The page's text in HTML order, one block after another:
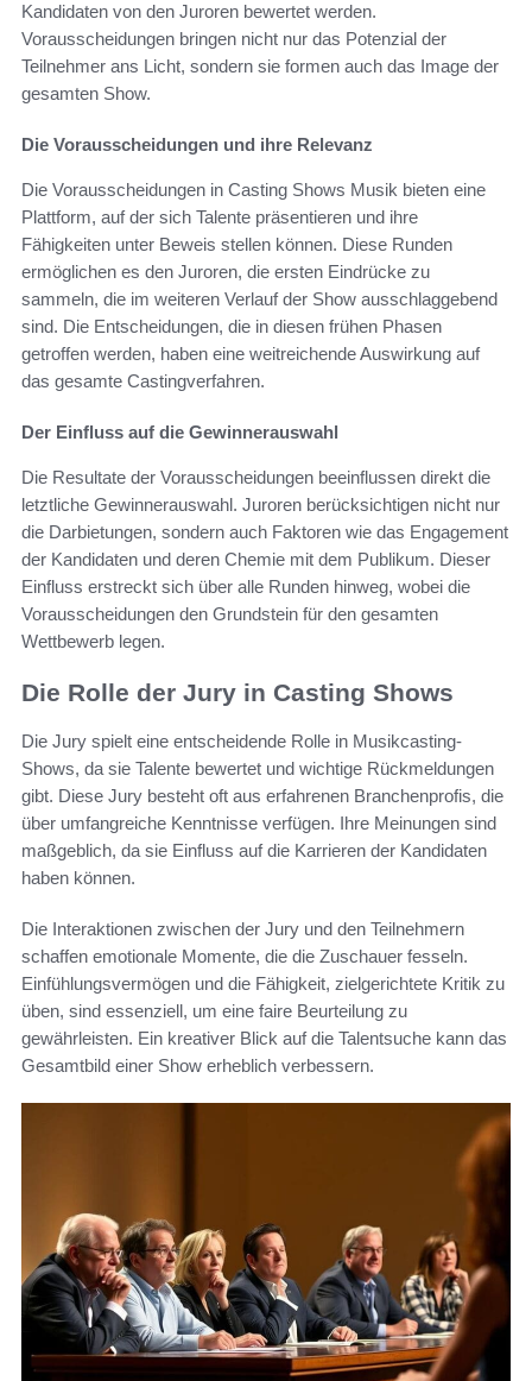
Kandidaten von den Juroren bewertet werden.
Vorausscheidungen bringen nicht nur das Potenzial der
Teilnehmer ans Licht, sondern sie formen auch das Image der
gesamten Show.
Die Vorausscheidungen und ihre Relevanz
Die Vorausscheidungen in Casting Shows Musik bieten eine
Plattform, auf der sich Talente präsentieren und ihre
Fähigkeiten unter Beweis stellen können. Diese Runden
ermöglichen es den Juroren, die ersten Eindrücke zu
sammeln, die im weiteren Verlauf der Show ausschlaggebend
sind. Die Entscheidungen, die in diesen frühen Phasen
getroffen werden, haben eine weitreichende Auswirkung auf
das gesamte Castingverfahren.
Der Einfluss auf die Gewinnerauswahl
Die Resultate der Vorausscheidungen beeinflussen direkt die
letztliche Gewinnerauswahl. Juroren berücksichtigen nicht nur
die Darbietungen, sondern auch Faktoren wie das Engagement
der Kandidaten und deren Chemie mit dem Publikum. Dieser
Einfluss erstreckt sich über alle Runden hinweg, wobei die
Vorausscheidungen den Grundstein für den gesamten
Wettbewerb legen.
Die Rolle der Jury in Casting Shows
Die Jury spielt eine entscheidende Rolle in Musikcasting-
Shows, da sie Talente bewertet und wichtige Rückmeldungen
gibt. Diese Jury besteht oft aus erfahrenen Branchenprofis, die
über umfangreiche Kenntnisse verfügen. Ihre Meinungen sind
maßgeblich, da sie Einfluss auf die Karrieren der Kandidaten
haben können.
Die Interaktionen zwischen der Jury und den Teilnehmern
schaffen emotionale Momente, die die Zuschauer fesseln.
Einfühlungsvermögen und die Fähigkeit, zielgerichtete Kritik zu
üben, sind essenziell, um eine faire Beurteilung zu
gewährleisten. Ein kreativer Blick auf die Talentsuche kann das
Gesamtbild einer Show erheblich verbessern.